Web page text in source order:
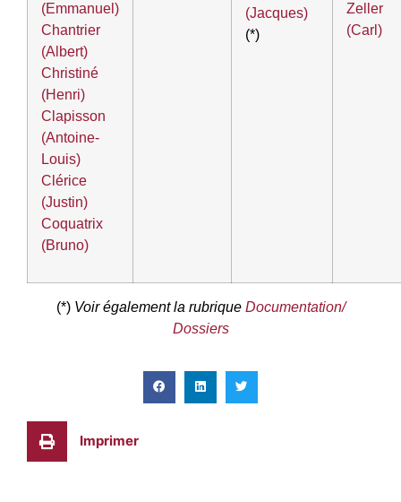
(Emmanuel)
Chantrier
(Albert)
Christiné
(Henri)
Clapisson
(Antoine-
Louis)
Clérice
(Justin)
Coquatrix
(Bruno)
(Jacques)
(*)
Zeller
(Carl)
(*) Voir également la rubrique Documentation/
Dossiers
Imprimer